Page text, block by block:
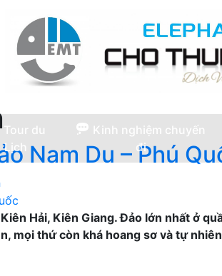
Tour du
Lịch
Kinh nghiệm chuyến
đi
Nam Du – Phú
Hải, Kiên Giang. Đảo lớn nhất ở
mọi thứ còn khá hoang sơ và tự